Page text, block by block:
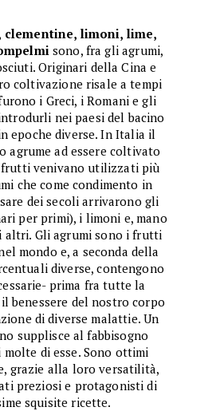
clementine, limoni, lime,
sono, fra gli agrumi,
Originari della Cina e
coltivazione risale a tempi
i Greci, i Romani e gli
nei paesi del bacino
epoche diverse. In Italia il
agrume ad essere coltivato
frutti venivano utilizzati più
che come condimento in
dei secoli arrivarono gli
per primi), i limoni e, mano
altri. Gli agrumi sono i frutti
mondo e, a seconda della
diverse, contengono
prima fra tutte la
benessere del nostro corpo
di diverse malattie. Un
supplisce al fabbisogno
di esse. Sono ottimi
grazie alla loro versatilità,
preziosi e protagonisti di
squisite ricette.